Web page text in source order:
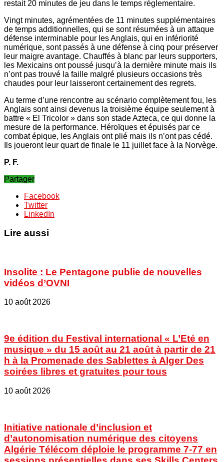
restait 20 minutes de jeu dans le temps réglementaire.
Vingt minutes, agrémentées de 11 minutes supplémentaires
de temps additionnelles, qui se sont résumées à un attaque
défense interminable pour les Anglais, qui en infériorité
numérique, sont passés à une défense à cinq pour préserver
leur maigre avantage. Chauffés à blanc par leurs supporters,
les Mexicains ont poussé jusqu’à la dernière minute mais ils
n’ont pas trouvé la faille malgré plusieurs occasions très
chaudes pour leur laisseront certainement des regrets.
Au terme d’une rencontre au scénario complètement fou, les
Anglais sont ainsi devenus la troisième équipe seulement à
battre « El Tricolor » dans son stade Azteca, ce qui donne la
mesure de la performance. Héroïques et épuisés par ce
combat épique, les Anglais ont plié mais ils n’ont pas cédé.
Ils joueront leur quart de finale le 11 juillet face à la Norvège.
P. F.
Partager
Facebook
Twitter
LinkedIn
Lire aussi
Insolite : Le Pentagone publie de nouvelles
vidéos d’OVNI
10 août 2026
9e édition du Festival international « L’Eté en
musique » du 15 août au 21 août à partir de 21
h à la Promenade des Sablettes à Alger Des
soirées libres et gratuites pour tous
10 août 2026
Initiative nationale d’inclusion et
d’autonomisation numérique des citoyens
Algérie Télécom déploie le programme 7-77 en